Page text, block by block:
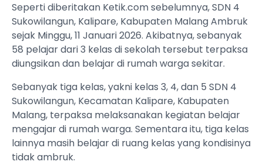
Seperti diberitakan Ketik.com sebelumnya, SDN 4
Sukowilangun, Kalipare, Kabupaten Malang Ambruk
sejak Minggu, 11 Januari 2026. Akibatnya, sebanyak
58 pelajar dari 3 kelas di sekolah tersebut terpaksa
diungsikan dan belajar di rumah warga sekitar.
Sebanyak tiga kelas, yakni kelas 3, 4, dan 5 SDN 4
Sukowilangun, Kecamatan Kalipare, Kabupaten
Malang, terpaksa melaksanakan kegiatan belajar
mengajar di rumah warga. Sementara itu, tiga kelas
lainnya masih belajar di ruang kelas yang kondisinya
tidak ambruk.